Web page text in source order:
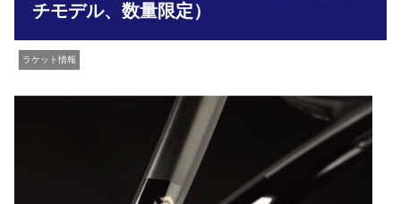
チモデル、数量限定）
ラケット情報